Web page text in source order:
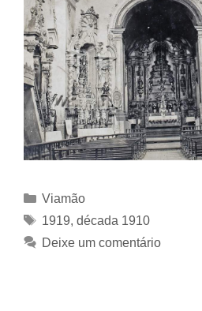
Categorias
Viamão
Tags
1919, década 1910
Deixe um comentário